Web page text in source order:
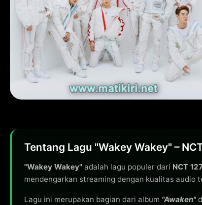
Tentang Lagu "Wakey Wakey" –
"Wakey Wakey" adalah lagu populer dari NCT
mendengarkan streaming dengan kualitas audio
Lagu ini merupakan bagian dari album "Awaken"